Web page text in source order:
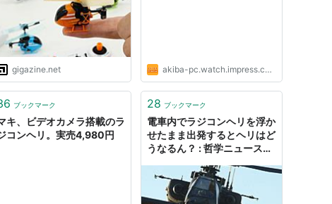
gigazine.net akiba-pc.watch.impress.co.jp
ブックマーク
キ、ビデオカメラ搭載のラ
コンヘリ。実売4,980円
28 ブックマーク
電車内でラジコンヘリを浮か
せたまま出発するとヘリはど
うなるん？ : 哲学ニュース